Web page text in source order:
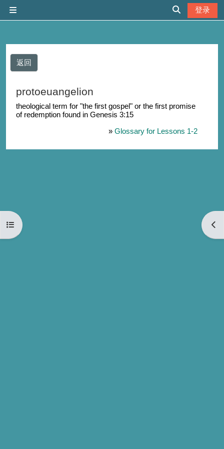
切换搜索输入
登录
打开课程索引 打
返回
protoeuangelion
theological term for "the first gospel" or the first promise
of redemption found in Genesis 3:15
» Glossary for Lessons 1-2